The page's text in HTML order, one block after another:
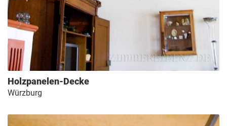
Holzpanelen-Decke
Würzburg